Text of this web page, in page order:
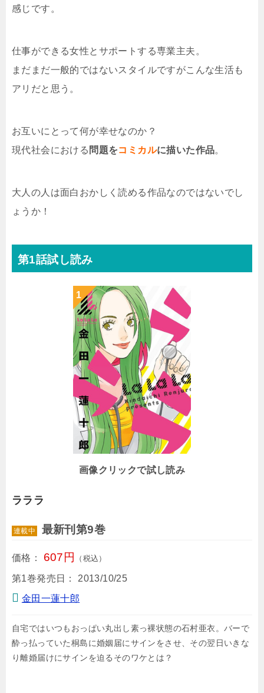
感じです。
仕事ができる女性とサポートする専業主夫。
まだまだ一般的ではないスタイルですがこんな生活も
アリだと思う。
お互いにとって何が幸せなのか？
現代社会における 問題をコミカルに描いた作品。
大人の人は面白おかしく読める作品なのではないでし
ょうか！
第1話試し読み
画像クリックで試し読み
ラララ
連載中 最新刊第9巻
価格： 607円 （税込）
第1巻発売日：
2013/10/25
金田一蓮十郎
自宅ではいつもおっぱい丸出し素っ裸状態の石村亜衣。バーで
酔っ払っていた桐島に婚姻届にサインをさせ、その翌日いきな
り離婚届けにサインを迫るそのワケとは？